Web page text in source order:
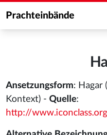
Prachteinbände
Ansetzungsform: Hagar
Kontext) - Quelle:
http://